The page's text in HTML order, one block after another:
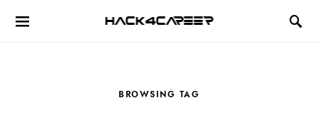
Hack4Career
BROWSING TAG